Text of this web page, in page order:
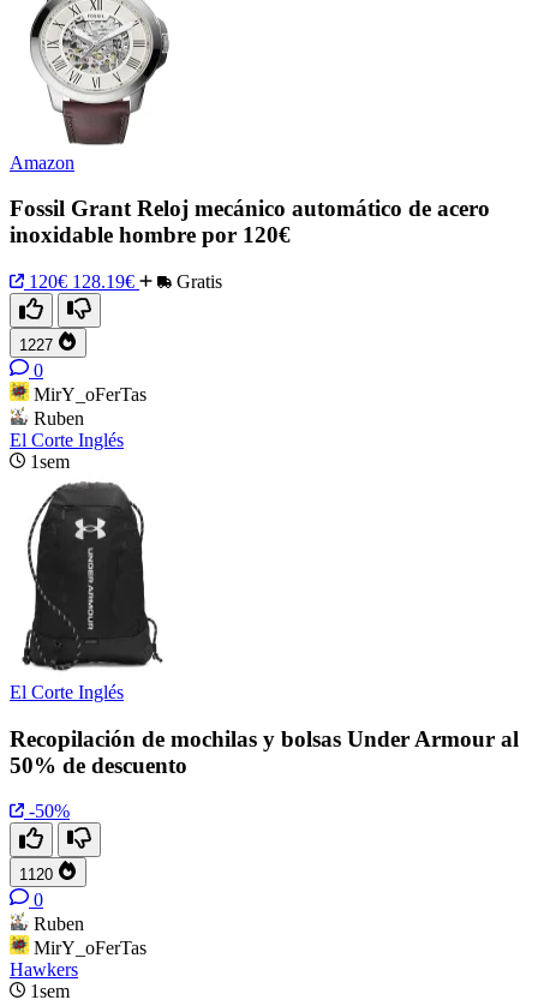
Amazon
Fossil Grant Reloj mecánico automático de acero
inoxidable hombre por 120€
120€ 128.19€ Gratis
1227
0
MirY_oFerTas
Ruben
El Corte Inglés
1sem
El Corte Inglés
Recopilación de mochilas y bolsas Under Armour al
50% de descuento
-50%
1120
0
Ruben
MirY_oFerTas
Hawkers
1sem